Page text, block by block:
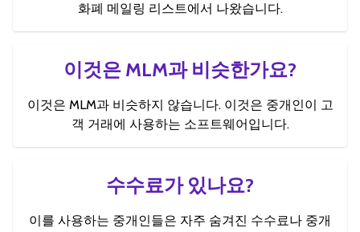
화폐 메일링 리스트에서 나왔습니다.
이것은 MLM과 비슷한가요?
이것은 MLM과 비슷하지 않습니다. 이것은 중개인이 고
객 거래에 사용하는 소프트웨어입니다.
수수료가 있나요?
이를 사용하는 중개인들은 자주 숨겨진 수수료나 중개